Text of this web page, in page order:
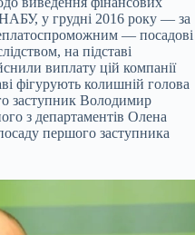
НАБУ, у грудні 2016 року — за
— посадові
на підставі
виплату цій компанії
фігурують колишній голова
заступник Володимир
з департаментів Олена
першого заступника